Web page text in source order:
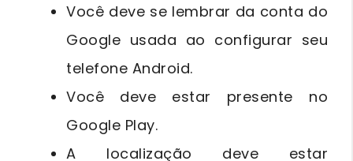
Você deve se lembrar da conta do
Google usada ao configurar seu
telefone Android.
Você deve estar presente no
Google Play.
A localização deve estar